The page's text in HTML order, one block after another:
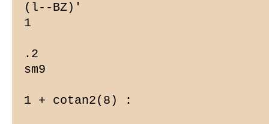
(l--BZ)'
1
.2
sm9
1 + cotan2(8) :